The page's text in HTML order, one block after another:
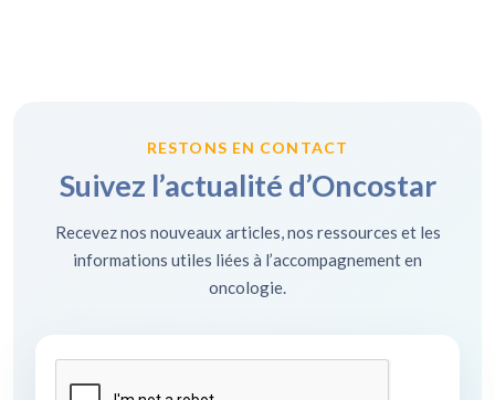
RESTONS EN CONTACT
Suivez l’actualité d’Oncostar
Recevez nos nouveaux articles, nos ressources et les
informations utiles liées à l’accompagnement en
oncologie.